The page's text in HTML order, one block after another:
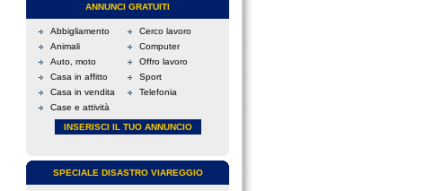
ANNUNCI GRATUITI
Abbigliamento
Animali
Auto, moto
Casa in affitto
Casa in vendita
Case e attività
Cerco lavoro
Computer
Offro lavoro
Sport
Telefonia
INSERISCI IL TUO ANNUNCIO
SPECIALE DISASTRO VIAREGGIO